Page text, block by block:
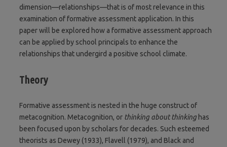
dimension—relationships—that is of most relevance in this
examination of formative assessment application. In this
paper will be explored how a formative assessment approach
can be applied by school principals to enhance the
relationships that undergird a positive school climate.
Theory
Formative assessment is nested in the huge construct of
metacognition. Metacognition, or thinking about thinking has
been focused upon by scholars for decades. Such esteemed
theorists as Dewey (1933), Flavell (1979), and Black and